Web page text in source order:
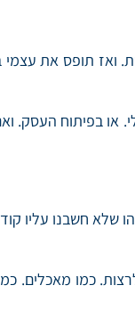
ואז תופס את
או בפיתוח
שלא חשבנו עליו
כמו מאכלים. כמו